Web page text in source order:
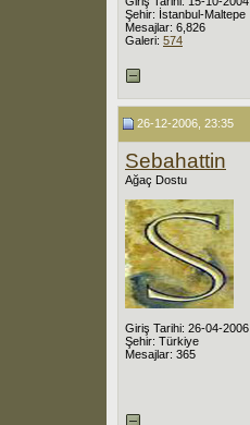
Şehir: İstanbul-Maltepe
Mesajlar: 6,826
Galeri: 574
26-12-2006, 23:35
Sebahattin
Ağaç Dostu
Giriş Tarihi: 26-04-2006
Şehir: Türkiye
Mesajlar: 365